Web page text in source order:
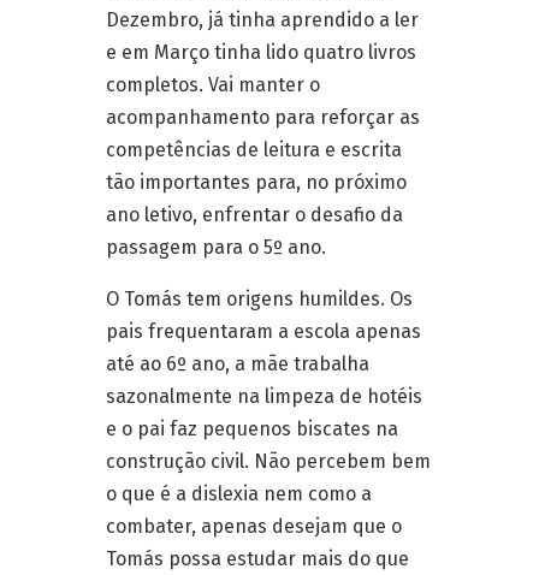
Dezembro, já tinha aprendido a ler
e em Março tinha lido quatro livros
completos. Vai manter o
acompanhamento para reforçar as
competências de leitura e escrita
tão importantes para, no próximo
ano letivo, enfrentar o desafio da
passagem para o 5º ano.
O Tomás tem origens humildes. Os
pais frequentaram a escola apenas
até ao 6º ano, a mãe trabalha
sazonalmente na limpeza de hotéis
e o pai faz pequenos biscates na
construção civil. Não percebem bem
o que é a dislexia nem como a
combater, apenas desejam que o
Tomás possa estudar mais do que